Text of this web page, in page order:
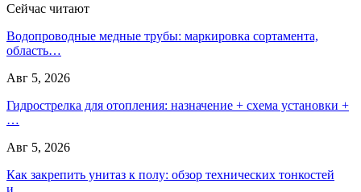
Сейчас читают
Водопроводные медные трубы: маркировка сортамента,
область…
Авг 5, 2026
Гидрострелка для отопления: назначение + схема установки +
…
Авг 5, 2026
Как закрепить унитаз к полу: обзор технических тонкостей
и…